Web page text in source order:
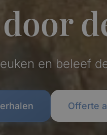
en beleef
Offerte